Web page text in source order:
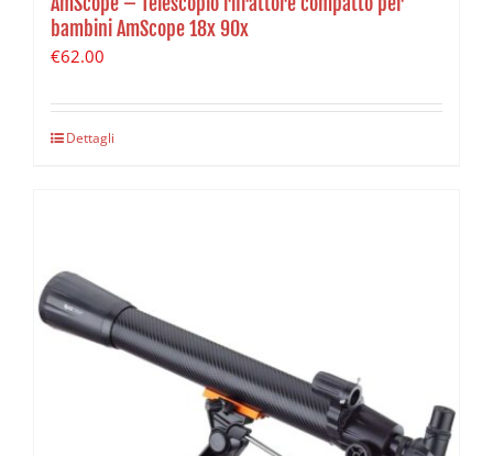
bambini AmScope 18x 90x
€62.00
Dettagli